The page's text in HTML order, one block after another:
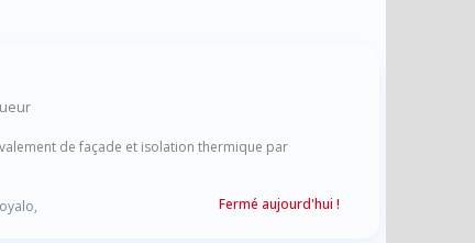
de façade et isolation thermique par
Fermé aujourd'hui !